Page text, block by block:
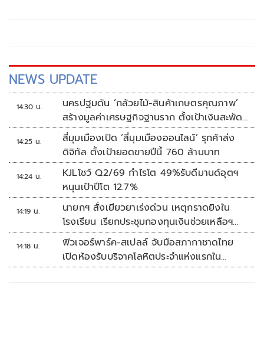
NEWS UPDATE
14:30 น.
นครปฐมดัน ‘กล้วยไม้-สินค้าเกษตรคุณภาพ’
สร้างมูลค่าเศรษฐกิจฐานราก ตั้งเป้าเงินสะพัด
10 ล้านบาท
14:25 น.
สี่มุมเมืองเปิด ‘สี่มุมเมืองออนไลน์’ รุกค้าส่ง
ดิจิทัล ตั้งเป้ายอดขายปีนี้ 760 ล้านบาท
14:24 น.
KJLโชว์ Q2/69 กำไรโต 49%รับดีมานด์อุตฯ
หนุนเป้าปีโต 12.7%
14:19 น.
นายกฯ สั่งเยียวยาเร่งด่วน เหตุกราดยิงใน
โรงเรียน เรียกประชุมกองทุนเงินช่วยเหลือฯ
ทันที
14:18 น.
ฟิวเจอร์พาร์ค-สเปลล์ จับมือสภากาชาดไทย
เปิดห้องรับบริจาคโลหิตประจำแห่งแรกใน
ศูนย์การค้าปทุมธานี